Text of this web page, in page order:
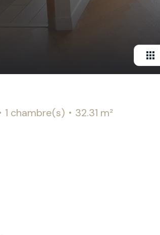
1 chambre(s)
32.31 m²